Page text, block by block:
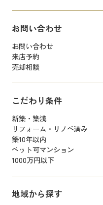
お問い合わせ
お問い合わせ
来店予約
売却相談
こだわり条件
新築・築浅
リフォーム・リノベ済み
築10年以内
ペット可マンション
1000万円以下
地域から探す